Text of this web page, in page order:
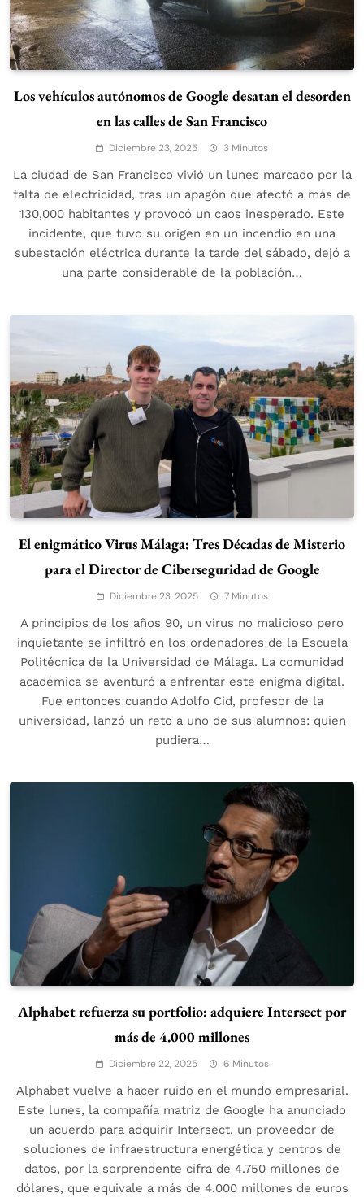
Los vehículos autónomos de Google desatan el desorden
en las calles de San Francisco
Diciembre 23, 2025 3 Minutos
La ciudad de San Francisco vivió un lunes marcado por la
falta de electricidad, tras un apagón que afectó a más de
130,000 habitantes y provocó un caos inesperado. Este
incidente, que tuvo su origen en un incendio en una
subestación eléctrica durante la tarde del sábado, dejó a
una parte considerable de la población…
El enigmático Virus Málaga: Tres Décadas de Misterio
para el Director de Ciberseguridad de Google
Diciembre 23, 2025 7 Minutos
A principios de los años 90, un virus no malicioso pero
inquietante se infiltró en los ordenadores de la Escuela
Politécnica de la Universidad de Málaga. La comunidad
académica se aventuró a enfrentar este enigma digital.
Fue entonces cuando Adolfo Cid, profesor de la
universidad, lanzó un reto a uno de sus alumnos: quien
pudiera…
Alphabet refuerza su portfolio: adquiere Intersect por
más de 4.000 millones
Diciembre 22, 2025 6 Minutos
Alphabet vuelve a hacer ruido en el mundo empresarial.
Este lunes, la compañía matriz de Google ha anunciado
un acuerdo para adquirir Intersect, un proveedor de
soluciones de infraestructura energética y centros de
datos, por la sorprendente cifra de 4.750 millones de
dólares, que equivale a más de 4.000 millones de euros